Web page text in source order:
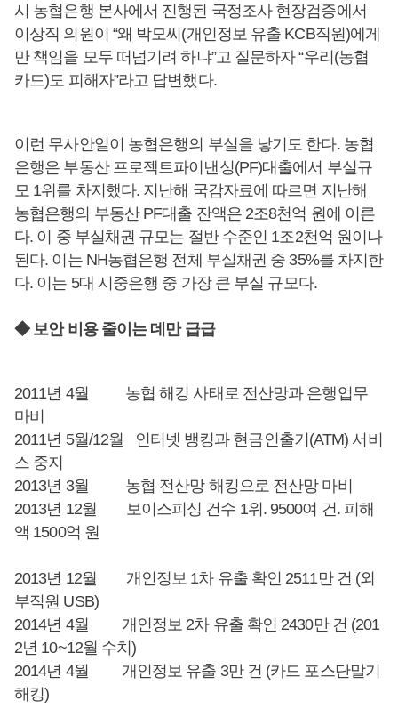
시 농협은행 본사에서 진행된 국정조사 현장검증에서
이상직 의원이 “왜 박모씨(개인정보 유출 KCB직원)에게
만 책임을 모두 떠넘기려 하냐”고 질문하자 “우리(농협
카드)도 피해자”라고 답변했다.
이런 무사안일이 농협은행의 부실을 낳기도 한다. 농협
은행은 부동산 프로젝트파이낸싱(PF)대출에서 부실규
모 1위를 차지했다. 지난해 국감자료에 따르면 지난해
농협은행의 부동산 PF대출 잔액은 2조8천억 원에 이른
다. 이 중 부실채권 규모는 절반 수준인 1조2천억 원이나
된다. 이는 NH농협은행 전체 부실채권 중 35%를 차지한
다. 이는 5대 시중은행 중 가장 큰 부실 규모다.
◆ 보안 비용 줄이는 데만 급급
2011년 4월 농협 해킹 사태로 전산망과 은행업무
마비
2011년 5월/12월 인터넷 뱅킹과 현금인출기(ATM) 서비
스 중지
2013년 3월 농협 전산망 해킹으로 전산망 마비
2013년 12월 보이스피싱 건수 1위. 9500여 건. 피해
액 1500억 원
2013년 12월 개인정보 1차 유출 확인 2511만 건 (외
부직원 USB)
2014년 4월 개인정보 2차 유출 확인 2430만 건 (201
2년 10~12월 수치)
2014년 4월 개인정보 유출 3만 건 (카드 포스단말기
해킹)